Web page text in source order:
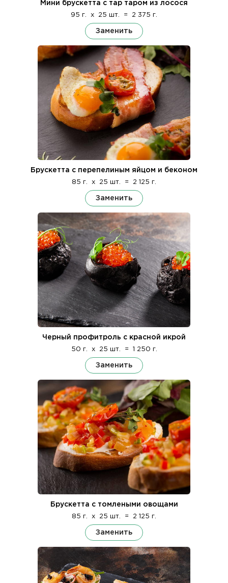
Мини брускетта с тар таром из лосося
95 г. x 25 шт. = 2 375 г.
Заменить
Брускетта с перепелиным яйцом и беконом
85 г. x 25 шт. = 2 125 г.
Заменить
Черный профитроль с красной икрой
50 г. x 25 шт. = 1 250 г.
Заменить
Брускетта с томлеными овощами
85 г. x 25 шт. = 2 125 г.
Заменить